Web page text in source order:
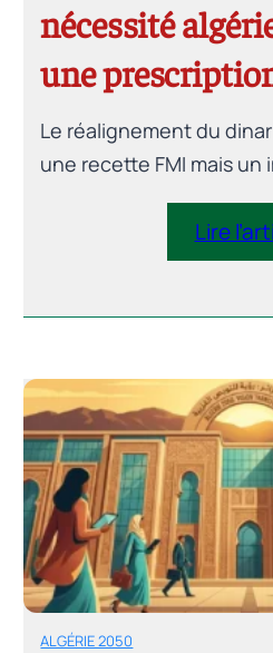
nécessité
une
Le réalignement du
une recette FMI mais un
incontournable de
économique et de
macroéconomique
cours des dernières
de croissance demeure
dépendant de la […]
Lire
ALGÉRIE 2050